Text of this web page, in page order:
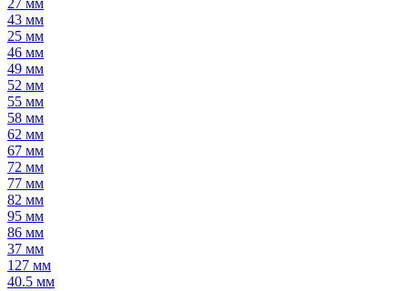
27 мм
43 мм
25 мм
46 мм
49 мм
52 мм
55 мм
58 мм
62 мм
67 мм
72 мм
77 мм
82 мм
95 мм
86 мм
37 мм
127 мм
40.5 мм